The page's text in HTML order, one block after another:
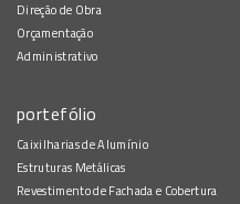
Direção de Obra
Orçamentação
Administrativo
portefólio
Caixilharias de Alumínio
Estruturas Metálicas
Revestimento de Fachada e Cobertura